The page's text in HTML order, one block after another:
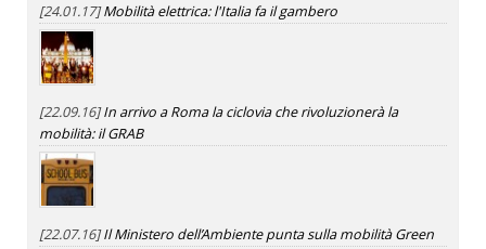
[24.01.17]Mobilità elettrica: l'Italia fa il gambero
[22.09.16]In arrivo a Roma la ciclovia che rivoluzionerà la
mobilità: il GRAB
[22.07.16]Il Ministero dell’Ambiente punta sulla mobilità Green